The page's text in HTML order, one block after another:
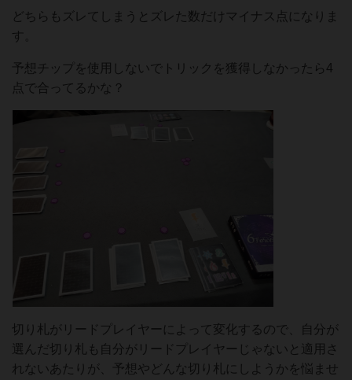
どちらもズレてしまうとズレた数だけマイナス点になりま
す。
予想チップを使用しないでトリックを獲得しなかったら4
点で合ってるかな？
切り札がリードプレイヤーによって変化するので、自分が
選んだ切り札も自分がリードプレイヤーじゃないと適用さ
れないあたりが、予想やどんな切り札にしようかを悩ませ